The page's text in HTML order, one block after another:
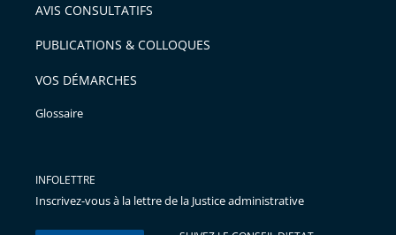
avant
AVIS CONSULTATIFS
PUBLICATIONS & COLLOQUES
VOS DÉMARCHES
Glossaire
INFOLETTRE
Inscrivez-vous à la lettre de la Justice administrative